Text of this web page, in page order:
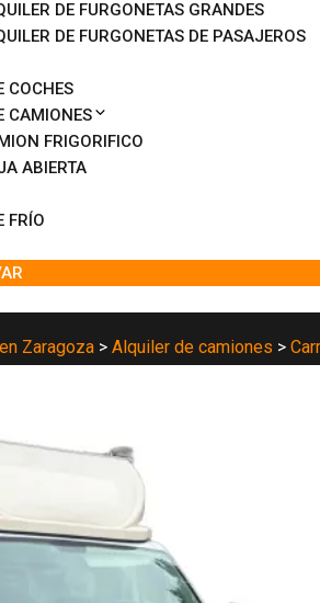
DE FURGONETAS GRANDES
DE FURGONETAS DE PASAJEROS
COCHES
CAMIONES
FRIGORIFICO
ABIERTA
FRÍO
Zaragoza > Alquiler de camiones >